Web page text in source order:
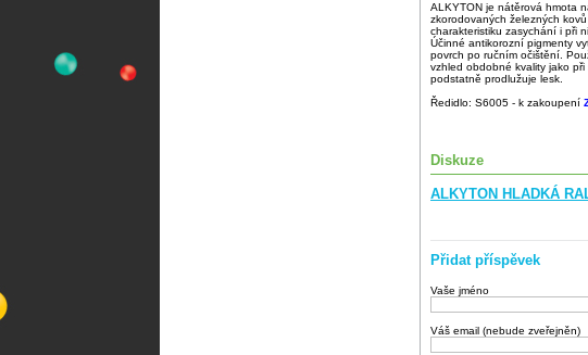
ALKYTON je nátěrová hmota
zkorodovaných železných
charakteristiku zasychání i při
Účinné antikorozní pigmenty
povrch po ručním očištění.
vzhled obdobné kvality jako
podstatně prodlužuje lesk.
Ředidlo: S6005 - k zakoupení
Diskuze
ALKYTON HLADKÁ
Přidat příspěvek
Vaše jméno
Váš email (nebude zveřejněn)